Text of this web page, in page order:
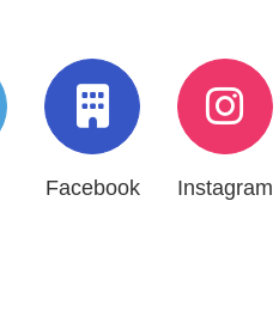
Facebook Instagram